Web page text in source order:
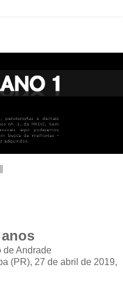
de Andrade
(PR), 27 de abril de 2019,